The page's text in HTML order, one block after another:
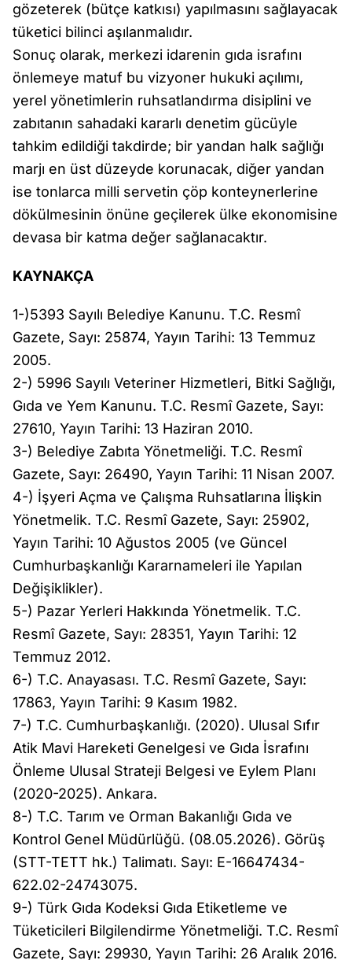
gözeterek (bütçe katkısı) yapılmasını sağlayacak
tüketici bilinci aşılanmalıdır.
Sonuç olarak, merkezi idarenin gıda israfını
önlemeye matuf bu vizyoner hukuki açılımı,
yerel yönetimlerin ruhsatlandırma disiplini ve
zabıtanın sahadaki kararlı denetim gücüyle
tahkim edildiği takdirde; bir yandan halk sağlığı
marjı en üst düzeyde korunacak, diğer yandan
ise tonlarca milli servetin çöp konteynerlerine
dökülmesinin önüne geçilerek ülke ekonomisine
devasa bir katma değer sağlanacaktır.
KAYNAKÇA
1-)5393 Sayılı Belediye Kanunu. T.C. Resmî
Gazete, Sayı: 25874, Yayın Tarihi: 13 Temmuz
2005.
2-) 5996 Sayılı Veteriner Hizmetleri, Bitki Sağlığı,
Gıda ve Yem Kanunu. T.C. Resmî Gazete, Sayı:
27610, Yayın Tarihi: 13 Haziran 2010.
3-) Belediye Zabıta Yönetmeliği. T.C. Resmî
Gazete, Sayı: 26490, Yayın Tarihi: 11 Nisan 2007.
4-) İşyeri Açma ve Çalışma Ruhsatlarına İlişkin
Yönetmelik. T.C. Resmî Gazete, Sayı: 25902,
Yayın Tarihi: 10 Ağustos 2005 (ve Güncel
Cumhurbaşkanlığı Kararnameleri ile Yapılan
Değişiklikler).
5-) Pazar Yerleri Hakkında Yönetmelik. T.C.
Resmî Gazete, Sayı: 28351, Yayın Tarihi: 12
Temmuz 2012.
6-) T.C. Anayasası. T.C. Resmî Gazete, Sayı:
17863, Yayın Tarihi: 9 Kasım 1982.
7-) T.C. Cumhurbaşkanlığı. (2020). Ulusal Sıfır
Atik Mavi Hareketi Genelgesi ve Gıda İsrafını
Önleme Ulusal Strateji Belgesi ve Eylem Planı
(2020-2025). Ankara.
8-) T.C. Tarım ve Orman Bakanlığı Gıda ve
Kontrol Genel Müdürlüğü. (08.05.2026). Görüş
(STT-TETT hk.) Talimatı. Sayı: E-16647434-
622.02-24743075.
9-) Türk Gıda Kodeksi Gıda Etiketleme ve
Tüketicileri Bilgilendirme Yönetmeliği. T.C. Resmî
Gazete, Sayı: 29930, Yayın Tarihi: 26 Aralık 2016.